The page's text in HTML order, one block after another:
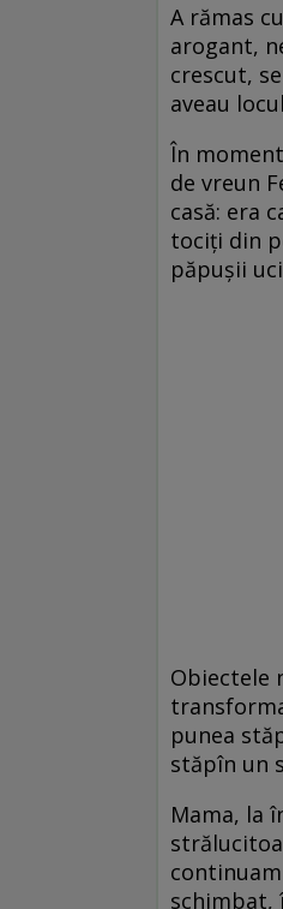
A rămas
arogant,
crescut,
aveau
În
de vreun
casă: era
tociți din
păpușii
Obiectele
punea
stăpîn un
Mama, la
schimbat,